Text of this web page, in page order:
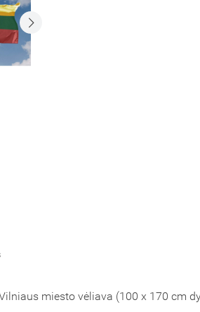
miesto vėliava (100 x 170 cm